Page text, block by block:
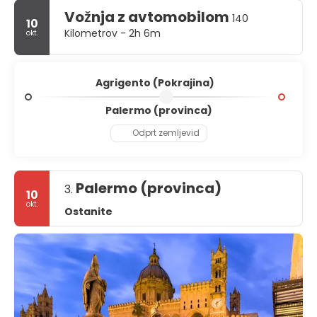
in uživati v brezčasnem šarmu, zaradi katerega je
provinca Agrigento tako privlačna destinacija.
10
okt.
Vožnja z avtomobilom 140
Kilometrov - 2h 6m
Agrigento (Pokrajina)
Palermo (provinca)
Odprt zemljevid
10
okt.
3. Palermo (provinca)
Ostanite